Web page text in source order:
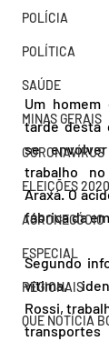
POLÍCIA
POLÍTICA
SAÚDE
MINAS GERAIS
CORONAVÍRUS
ELEIÇÕES 2020
AGRONEGÓCIO
ESPECIAL
REGIONAIS
QUE NOTÍCIA
Um
tarde desta
se
trabalho
Araxá. O
fábrica da
Segundo
vítima,
Rossi,